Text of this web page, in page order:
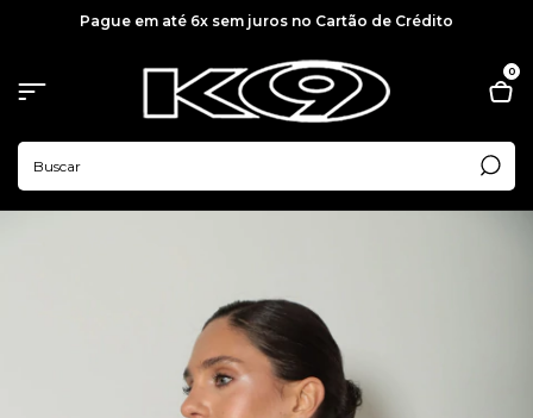
Pague em até 6x sem juros no Cartão de Crédito
0